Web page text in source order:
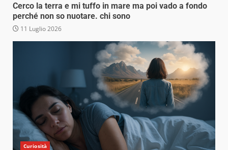
Cerco la terra e mi tuffo in mare ma poi vado a fondo
perché non so nuotare. chi sono
11 Luglio 2026
Curiosità